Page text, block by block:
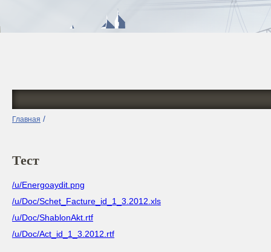
Главная /
Тест
/u/Energoaydit.png
/u/Doc/Schet_Facture_id_1_3.2012.xls
/u/Doc/ShablonAkt.rtf
/u/Doc/Act_id_1_3.2012.rtf